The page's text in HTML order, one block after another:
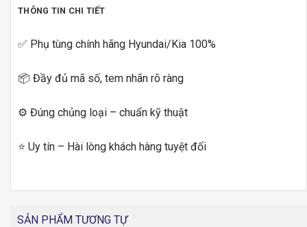
THÔNG TIN CHI TIẾT
✅ Phụ tùng chính hãng Hyundai/Kia 100%
📦 Đầy đủ mã số, tem nhãn rõ ràng
⚙️ Đúng chủng loại – chuẩn kỹ thuật
⭐ Uy tín – Hài lòng khách hàng tuyệt đối
SẢN PHẨM TƯƠNG TỰ